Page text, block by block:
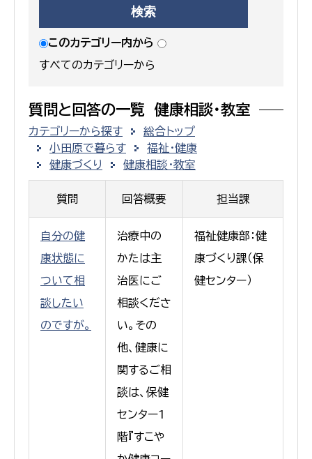
このカテゴリー内から
すべてのカテゴリーから
質問と回答の一覧 健康相談・教室
カテゴリーから探す
総合トップ
小田原で暮らす
福祉・健康
健康づくり
健康相談・教室
質問 回答概要 担当課
自分の健
康状態に
ついて相
談したい
のですが。
治療中の
かたは主
治医にご
相談くださ
い。その
他、健康に
関するご相
談は、保健
センター1
階『すこや
福祉健康部：健
康づくり課（保
健センター）